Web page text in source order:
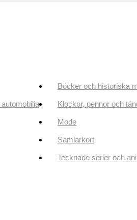
Böcker och historiska
Klockor, pennor och
Mode
Samlarkort
Tecknade serier och